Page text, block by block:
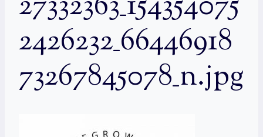
2426232_66446918
73267845078_n.jpg